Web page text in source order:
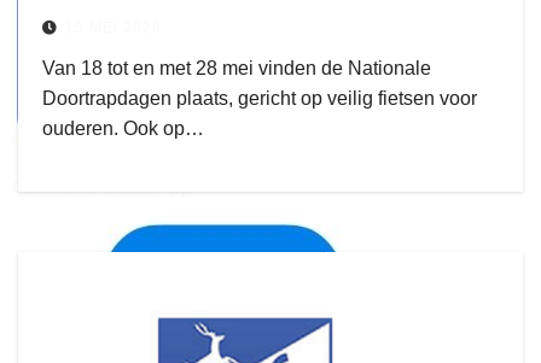
delangekortland
Van 18 tot en met 28 mei vinden de Nationale
Doortrapdagen plaats, gericht op veilig fietsen voor
ouderen. Ook op…